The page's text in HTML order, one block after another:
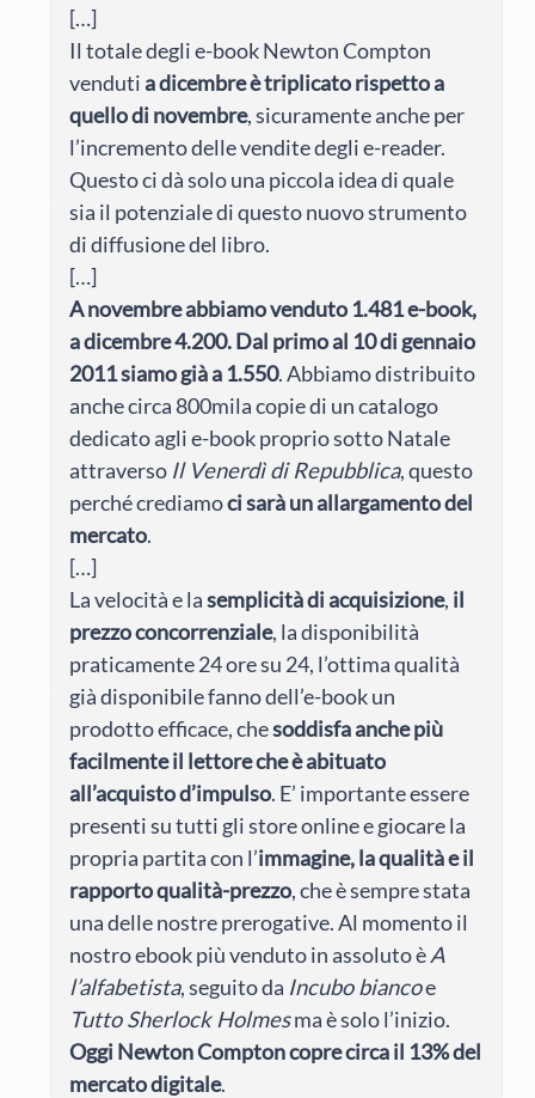
[…]
Il totale degli e-book Newton Compton
venduti a dicembre è triplicato rispetto a
quello di novembre, sicuramente anche per
l’incremento delle vendite degli e-reader.
Questo ci dà solo una piccola idea di quale
sia il potenziale di questo nuovo strumento
di diffusione del libro.
[…]
A novembre abbiamo venduto 1.481 e-book,
a dicembre 4.200. Dal primo al 10 di gennaio
2011 siamo già a 1.550. Abbiamo distribuito
anche circa 800mila copie di un catalogo
dedicato agli e-book proprio sotto Natale
attraverso Il Venerdì di Repubblica, questo
perché crediamoci sarà un allargamento del
mercato.
[…]
La velocità e lasemplicità di acquisizione, il
prezzo concorrenziale, la disponibilità
praticamente 24 ore su 24, l’ottima qualità
già disponibile fanno dell’e-book un
prodotto efficace, chesoddisfa anche più
facilmente il lettore che è abituato
all’acquisto d’impulso. E’ importante essere
presenti su tutti gli store online e giocare la
propria partita con l’immagine, la qualità e il
rapporto qualità-prezzo, che è sempre stata
una delle nostre prerogative. Al momento il
nostro ebook più venduto in assoluto èA
l’alfabetista, seguito da Incubo biancoe
Tutto Sherlock Holmesma è solo l’inizio.
Oggi Newton Compton copre circa il 13% del
mercato digitale.